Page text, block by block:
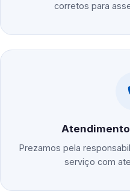
corretos para
Prezamos pela
serviço com